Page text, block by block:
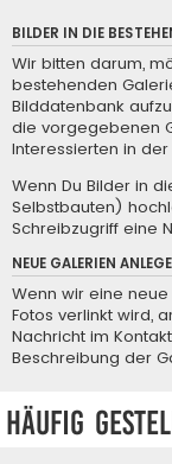
BILDER IN DIE
Wir bitten darum,
bestehenden
Bilddatenbank
die vorgegebenen
Interessierten in
Wenn Du Bilder in
Selbstbauten)
Schreibzugriff eine
NEUE GALERIEN
Wenn wir eine
Fotos verlinkt wird,
Nachricht im
Beschreibung der
Häufig